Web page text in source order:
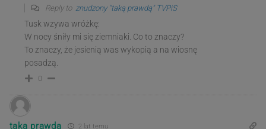
Reply to znudzony "taką prawdą" TVPiS
Tusk wzywa wróżkę:
W nocy śniły mi się ziemniaki. Co to znaczy?
To znaczy, że jesienią was wykopią a na wiosnę
posadzą.
0
taka prawda 2 lat temu